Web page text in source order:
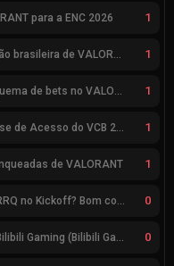
para a ENC 2026 1
aspas diz estar “pronto” para seleção brasileira de VALORANT 1
Usuário explica como funciona esquema de bets no VALORANT 1
Team Liquid e MIBR GC jogarão a Fase de Acesso do VCB 2026 1
de VALORANT 1
MIBR segue o mesmo caminho da RRQ no Kickoff? Bom começo, mas risco de eliminação hoje 0
Xi Lai Gaming x Guangzhou Huadu Bilibili Gaming (Bilibili Gaming) 0